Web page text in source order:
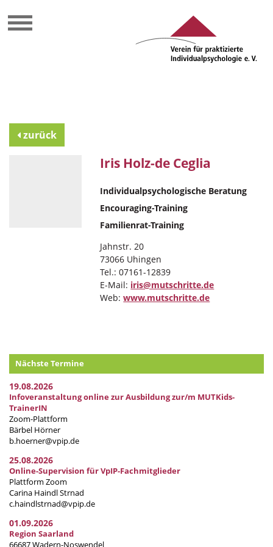
zurück
Iris Holz-de Ceglia
Individualpsychologische Beratung
Encouraging-Training
Familienrat-Training
Jahnstr. 20
73066 Uhingen
Tel.: 07161-12839
E-Mail: iris@mutschritte.de
Web:www.mutschritte.de
Nächste Termine
19.08.2026
Infoveranstaltung online zur Ausbildung zur/m MUTKids-
TrainerIN
Zoom-Plattform
Bärbel Hörner
b.hoerner@vpip.de
25.08.2026
Online-Supervision für VpIP-Fachmitglieder
Plattform Zoom
Carina Haindl Strnad
c.haindlstrnad@vpip.de
01.09.2026
Region Saarland
66687 Wadern-Noswendel